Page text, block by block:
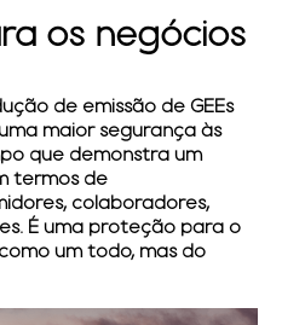
os negócios
de emissão de GEEs
maior segurança às
que demonstra um
termos de
colaboradores,
É uma proteção para o
um todo, mas do